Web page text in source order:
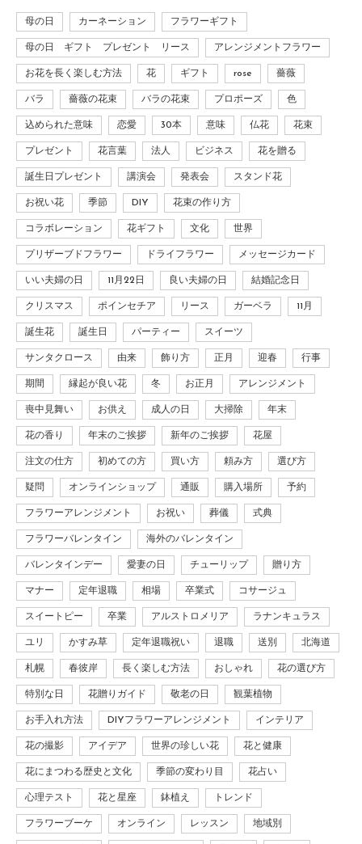
母の日 カーネーション フラワーギフト
母の日 ギフト プレゼント リース アレンジメントフラワー
お花を長く楽しむ方法 花 ギフト rose 薔薇
バラ 薔薇の花束 バラの花束 プロポーズ 色
込められた意味 恋愛 30本 意味 仏花 花束
プレゼント 花言葉 法人 ビジネス 花を贈る
誕生日プレゼント 講演会 発表会 スタンド花
お祝い花 季節 DIY 花束の作り方
コラボレーション 花ギフト 文化 世界
プリザーブドフラワー ドライフラワー メッセージカード
いい夫婦の日 11月22日 良い夫婦の日 結婚記念日
クリスマス ポインセチア リース ガーベラ 11月
誕生花 誕生日 パーティー スイーツ
サンタクロース 由来 飾り方 正月 迎春 行事
期間 縁起が良い花 冬 お正月 アレンジメント
喪中見舞い お供え 成人の日 大掃除 年末
花の香り 年末のご挨拶 新年のご挨拶 花屋
注文の仕方 初めての方 買い方 頼み方 選び方
疑問 オンラインショップ 通販 購入場所 予約
フラワーアレンジメント お祝い 葬儀 式典
フラワーバレンタイン 海外のバレンタイン
バレンタインデー 愛妻の日 チューリップ 贈り方
マナー 定年退職 相場 卒業式 コサージュ
スイートピー 卒業 アルストロメリア ラナンキュラス
ユリ かすみ草 定年退職祝い 退職 送別 北海道
札幌 春彼岸 長く楽しむ方法 おしゃれ 花の選び方
特別な日 花贈りガイド 敬老の日 観葉植物
お手入れ方法 DIYフラワーアレンジメント インテリア
花の撮影 アイデア 世界の珍しい花 花と健康
花にまつわる歴史と文化 季節の変わり目 花占い
心理テスト 花と星座 鉢植え トレンド
フラワーブーケ オンライン レッスン 地域別